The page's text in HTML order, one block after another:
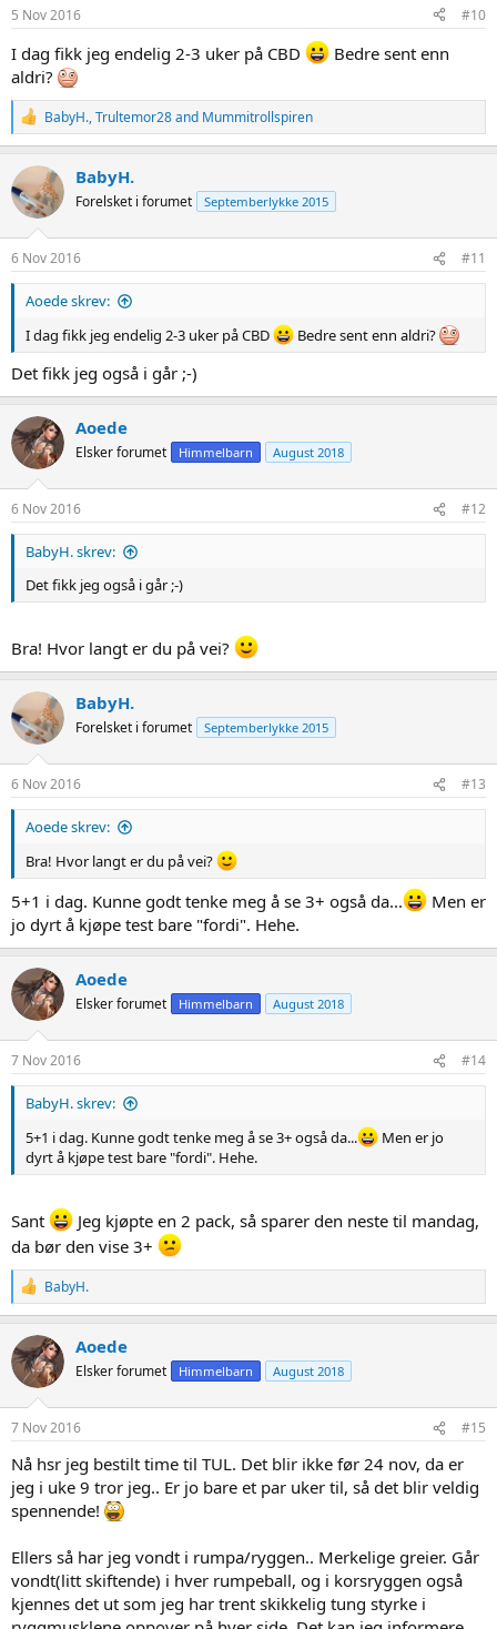
5 Nov 2016 #10
I dag fikk jeg endelig 2-3 uker på CBD
Bedre sent enn
aldri?
R
e
a
c
t
i
o
n
s
:
BabyH.,Trultemor28and Mummitrollspiren
BabyH.
Forelsket i forumet Septemberlykke 2015
6 Nov 2016 #11
Aoede skrev:
I dag fikk jeg endelig 2-3 uker på CBD
Bedre sent enn aldri?
Det fikk jeg også i går ;-)
Aoede
Elsker forumet Himmelbarn August 2018
6 Nov 2016 #12
BabyH. skrev:
Det fikk jeg også i går ;-)
Bra! Hvor langt er du på vei?
BabyH.
Forelsket i forumet Septemberlykke 2015
6 Nov 2016 #13
Aoede skrev:
Bra! Hvor langt er du på vei?
5+1 i dag. Kunne godt tenke meg å se 3+ også da...
Men er
jo dyrt å kjøpe test bare "fordi". Hehe.
Aoede
Elsker forumet Himmelbarn August 2018
7 Nov 2016 #14
BabyH. skrev:
5+1 i dag. Kunne godt tenke meg å se 3+ også da...
Men er jo
dyrt å kjøpe test bare "fordi". Hehe.
Sant
Jeg kjøpte en 2 pack, så sparer den neste til mandag,
da bør den vise 3+
R
e
a
c
t
i
o
n
s
:
BabyH.
Aoede
Elsker forumet Himmelbarn August 2018
7 Nov 2016 #15
Nå hsr jeg bestilt time til TUL. Det blir ikke før 24 nov, da er
jeg i uke 9 tror jeg.. Er jo bare et par uker til, så det blir veldig
spennende!
Ellers så har jeg vondt i rumpa/ryggen.. Merkelige greier. Går
vondt(litt skiftende) i hver rumpeball, og i korsryggen også
kjennes det ut som jeg har trent skikkelig tung styrke i